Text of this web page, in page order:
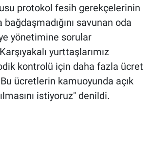
protokol fesih gerekçelerinin
bağdaşmadığını savunan oda
yönetimine sorular
yurttaşlarımız
kontrolü için daha fazla ücret
ücretlerin kamuoyunda açık
istiyoruz" denildi.